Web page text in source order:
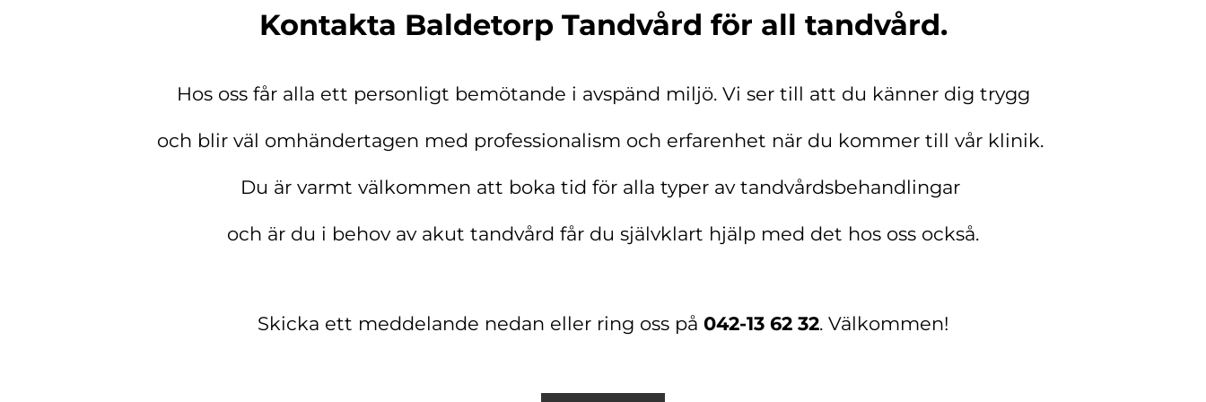
Kontakta Baldetorp Tandvård för all tandvård.
Hos oss får alla ett personligt bemötande i avspänd miljö. Vi ser till att du känner dig trygg
och blir väl omhändertagen med professionalism och erfarenhet när du kommer till vår klinik.
Du är varmt välkommen att boka tid för alla typer av tandvårdsbehandlingar
och är du i behov av akut tandvård får du självklart hjälp med det hos oss också.
Skicka ett meddelande nedan eller ring oss på 042-13 62 32. Välkommen!